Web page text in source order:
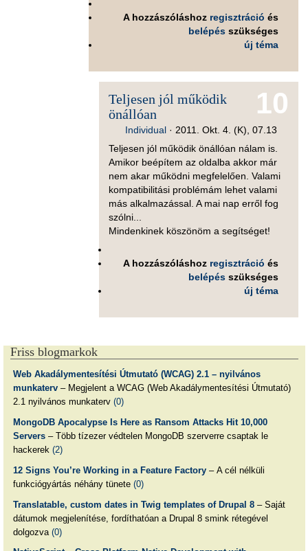
A hozzászóláshoz regisztráció és
belépés szükséges
új téma
10
Teljesen jól működik
önállóan
Individual· 2011. Okt. 4. (K), 07.13
Teljesen jól működik önállóan nálam is.
Amikor beépítem az oldalba akkor már
nem akar működni megfelelően. Valami
kompatibilitási problémám lehet valami
más alkalmazással. A mai nap erről fog
szólni...
Mindenkinek köszönöm a segítséget!
A hozzászóláshoz regisztráció és
belépés szükséges
új téma
Friss blogmarkok
Web Akadálymentesítési Útmutató (WCAG) 2.1 – nyilvános
munkaterv– Megjelent a WCAG (Web Akadálymentesítési Útmutató)
2.1 nyilvános munkaterv (0)
MongoDB Apocalypse Is Here as Ransom Attacks Hit 10,000
Servers– Több tízezer védtelen MongoDB szerverre csaptak le
hackerek (2)
12 Signs You’re Working in a Feature Factory– A cél nélküli
funkciógyártás néhány tünete (0)
Translatable, custom dates in Twig templates of Drupal 8– Saját
dátumok megjelenítése, fordíthatóan a Drupal 8 smink rétegével
dolgozva (0)